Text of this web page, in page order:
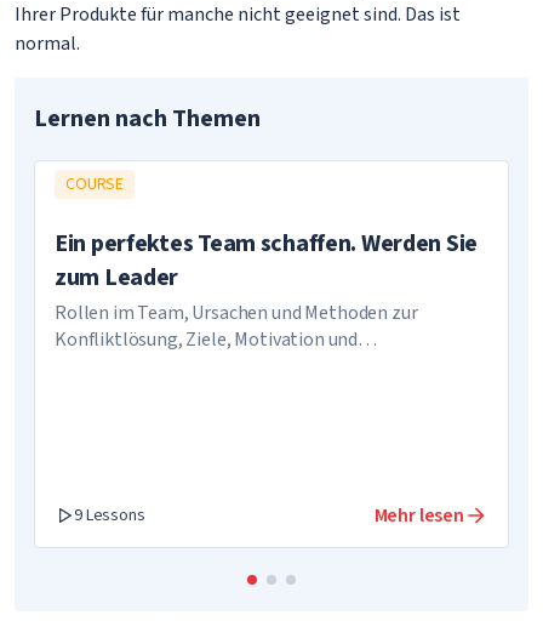
Ihrer Produkte für manche nicht geeignet sind. Das ist
normal.
Lernen nach Themen
COURSE
Ein perfektes Team schaffen. Werden Sie
zum Leader
Rollen im Team, Ursachen und Methoden zur
Konfliktlösung, Ziele, Motivation und
9 Lessons Mehr lesen